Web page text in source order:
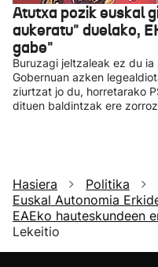
Atutxa pozik euskal
aukeratu" duelako,
gabe"
Buruzagi jeltzaleak ez du
Gobernuan azken
ziurtzat jo du, horretarako
dituen baldintzak ere
Hasiera Politika
Euskal Autonomia
EAEko hauteskundeen
Lekeitio